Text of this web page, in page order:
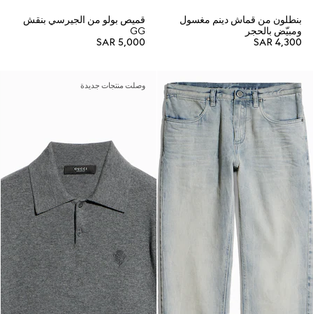
بنطلون من قماش دينم مغسول
ومبيّض بالحجر
SAR 4,300
قميص بولو من الجيرسي بنقش
GG
SAR 5,000
وصلت منتجات جديدة